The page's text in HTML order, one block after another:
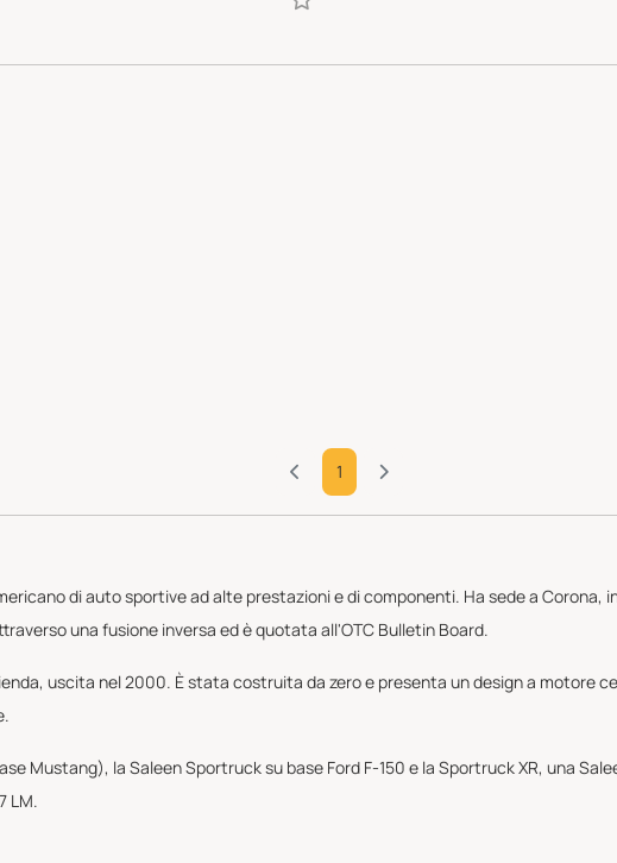
1
di auto sportive ad alte prestazioni e di componenti. Ha sede a Corona,
una fusione inversa ed è quotata all'OTC Bulletin Board.
uscita nel 2000. È stata costruita da zero e presenta un design a motore
Mustang), la Saleen Sportruck su base Ford F-150 e la Sportruck XR, una
LM.